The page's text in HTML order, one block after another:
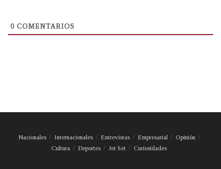
0 COMENTARIOS
Nacionales Internacionales Entrevistas Empresarial
Opinión
Cultura
Deportes Jet Set Curiosidades